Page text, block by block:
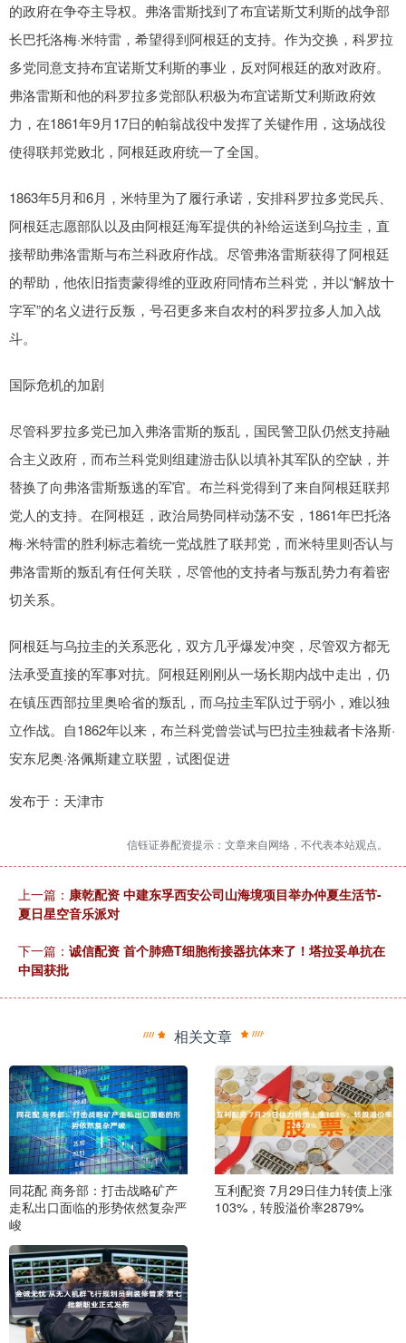
的政府在争夺主导权。弗洛雷斯找到了布宜诺斯艾利斯的战争部
长巴托洛梅·米特雷，希望得到阿根廷的支持。作为交换，科罗拉
多党同意支持布宜诺斯艾利斯的事业，反对阿根廷的敌对政府。
弗洛雷斯和他的科罗拉多党部队积极为布宜诺斯艾利斯政府效
力，在1861年9月17日的帕翁战役中发挥了关键作用，这场战役
使得联邦党败北，阿根廷政府统一了全国。
1863年5月和6月，米特里为了履行承诺，安排科罗拉多党民兵、
阿根廷志愿部队以及由阿根廷海军提供的补给运送到乌拉圭，直
接帮助弗洛雷斯与布兰科政府作战。尽管弗洛雷斯获得了阿根廷
的帮助，他依旧指责蒙得维的亚政府同情布兰科党，并以“解放十
字军”的名义进行反叛，号召更多来自农村的科罗拉多人加入战
斗。
国际危机的加剧
尽管科罗拉多党已加入弗洛雷斯的叛乱，国民警卫队仍然支持融
合主义政府，而布兰科党则组建游击队以填补其军队的空缺，并
替换了向弗洛雷斯叛逃的军官。布兰科党得到了来自阿根廷联邦
党人的支持。在阿根廷，政治局势同样动荡不安，1861年巴托洛
梅·米特雷的胜利标志着统一党战胜了联邦党，而米特里则否认与
弗洛雷斯的叛乱有任何关联，尽管他的支持者与叛乱势力有着密
切关系。
阿根廷与乌拉圭的关系恶化，双方几乎爆发冲突，尽管双方都无
法承受直接的军事对抗。阿根廷刚刚从一场长期内战中走出，仍
在镇压西部拉里奥哈省的叛乱，而乌拉圭军队过于弱小，难以独
立作战。自1862年以来，布兰科党曾尝试与巴拉圭独裁者卡洛斯·
安东尼奥·洛佩斯建立联盟，试图促进
发布于：天津市
信钰证券配资提示：文章来自网络，不代表本站观点。
上一篇： 康乾配资 中建东孚西安公司山海境项目举办仲夏生活节-
夏日星空音乐派对
下一篇： 诚信配资 首个肺癌T细胞衔接器抗体来了！塔拉妥单抗在
中国获批
相关文章
同花配 商务部：打击战略矿产
走私出口面临的形势依然复杂严
峻
互利配资 7月29日佳力转债上涨
103%，转股溢价率2879%